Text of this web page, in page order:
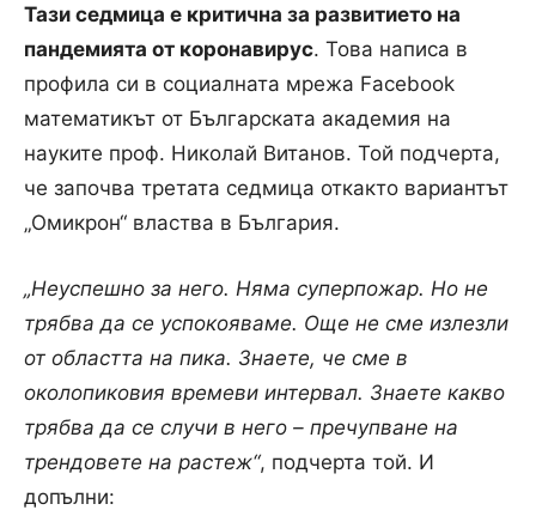
Тази седмица е критична за развитието на
пандемията от коронавирус. Това написа в
профила си в социалната мрежа Facebook
математикът от Българската академия на
науките проф. Николай Витанов. Той подчерта,
че започва третата седмица откакто вариантът
„Омикрон“ властва в България.
„Неуспешно за него. Няма суперпожар. Но не
трябва да се успокояваме. Още не сме излезли
от областта на пика. Знаете, че сме в
околопиковия времеви интервал. Знаете какво
трябва да се случи в него – пречупване на
трендовете на растеж“, подчерта той. И
допълни: